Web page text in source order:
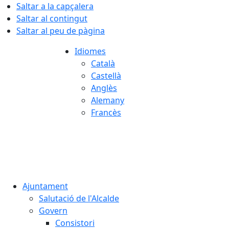
Saltar a la capçalera
Saltar al contingut
Saltar al peu de pàgina
Idiomes
Català
Castellà
Anglès
Alemany
Francès
Ajuntament
Salutació de l'Alcalde
Govern
Consistori